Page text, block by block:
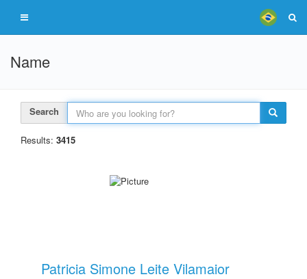
Name
Search
Results: 3415
Patricia Simone Leite Vilamaior